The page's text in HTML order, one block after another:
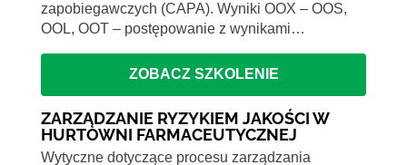
zapobiegawczych (CAPA). Wyniki OOX – OOS,
OOL, OOT – postępowanie z wynikami…
ZOBACZ SZKOLENIE
ZARZĄDZANIE RYZYKIEM JAKOŚCI W
HURTOWNI FARMACEUTYCZNEJ
Wytyczne dotyczące procesu zarządzania